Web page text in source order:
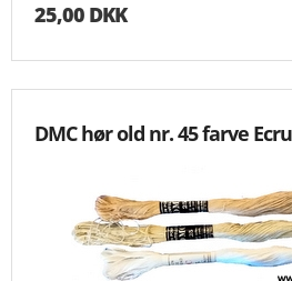
25,00 DKK
DMC hør old nr. 45 farve Ecru